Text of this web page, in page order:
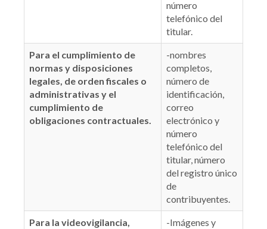
número
telefónico del
titular.
Para el cumplimiento de
normas y disposiciones
legales, de orden fiscales o
administrativas y el
cumplimiento de
obligaciones contractuales.
-nombres
completos,
número de
identificación,
correo
electrónico y
número
telefónico del
titular, número
del registro único
de
contribuyentes.
Para la videovigilancia,
-Imágenes y